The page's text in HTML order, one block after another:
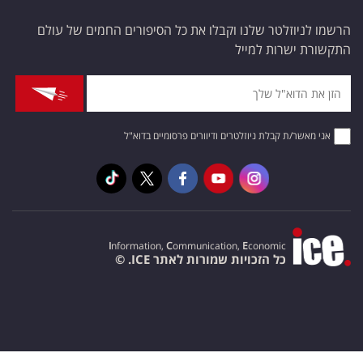
הרשמו לניוזלטר שלנו וקבלו את כל הסיפורים החמים של עולם
התקשורת ישרות למייל
אני מאשר/ת קבלת ניוזלטרים ודיוורים פרסומיים בדוא"ל
Information, Communication, Economic
כל הזכויות שמורות לאתר ICE. ©